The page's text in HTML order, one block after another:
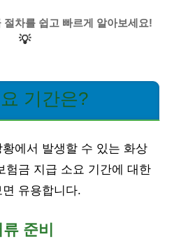
절차를 쉽고 빠르게 알아보세요!
💡
기간은?
에서 발생할 수 있는 화상
험금 지급 소요 기간에 대한
유용합니다.
준비